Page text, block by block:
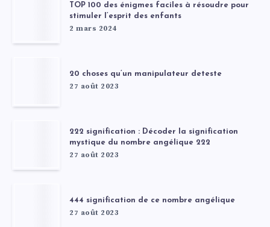
TOP 100 des énigmes faciles à résoudre pour
stimuler l’esprit des enfants
2 mars 2024
20 choses qu’un manipulateur deteste
27 août 2023
222 signification : Décoder la signification
mystique du nombre angélique 222
27 août 2023
444 signification de ce nombre angélique
27 août 2023